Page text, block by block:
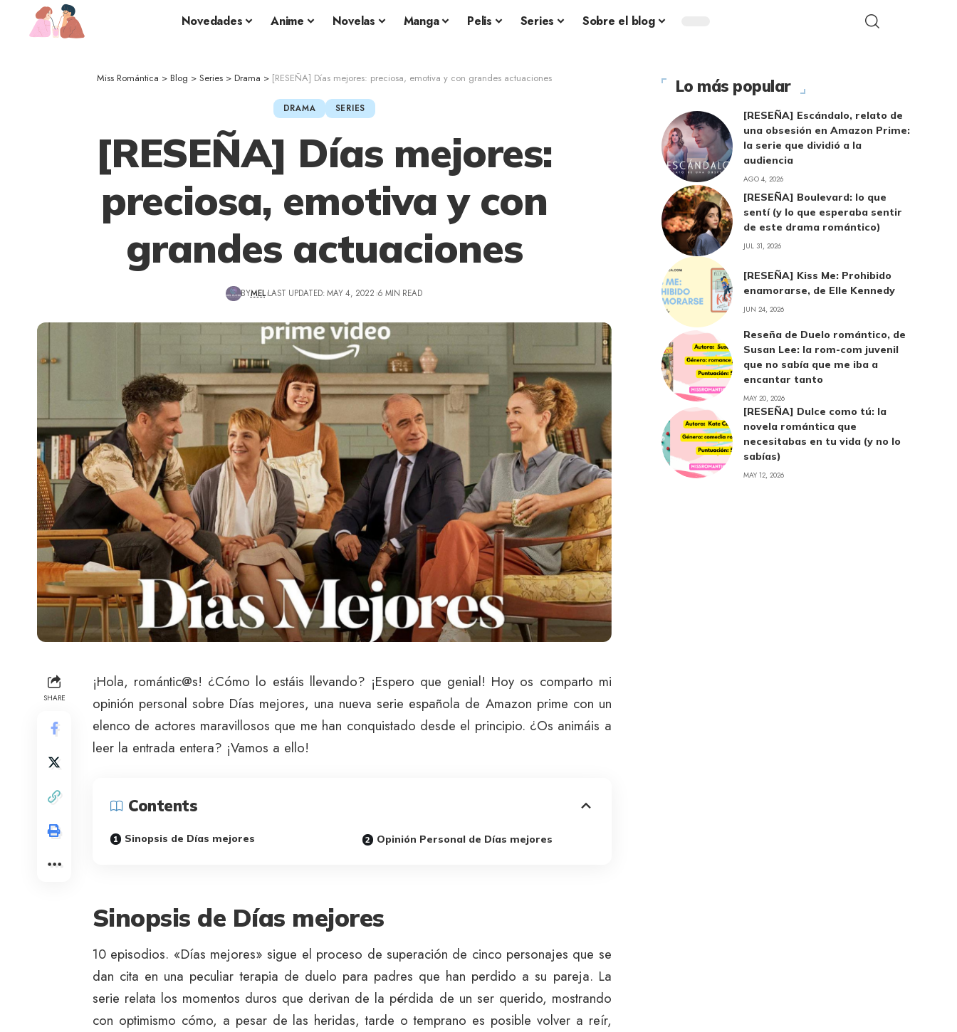
Novedades Anime Novelas Manga Pelis Series Sobre el blog
Miss Romántica > Blog > Series> Drama > [RESEÑA] Días mejores: preciosa, emotiva y con grandes actuaciones
DRAMA SERIES
[RESEÑA] Días mejores:
preciosa, emotiva y con
grandes actuaciones
BYMEL LAST UPDATED: MAY 4, 2022 6 MIN READ
SHARE
¡Hola, romántic@s! ¿Cómo lo estáis llevando? ¡Espero que genial! Hoy os comparto mi
opinión personal sobre Días mejores, una nueva serie española de Amazon prime con un
elenco de actores maravillosos que me han conquistado desde el principio. ¿Os animáis a
leer la entrada entera? ¡Vamos a ello!
Contents
Sinopsis de Días mejores Opinión Personal de Días mejores
Sinopsis de Días mejores
10 episodios. «Días mejores» sigue el proceso de superación de cinco personajes que se
dan cita en una peculiar terapia de duelo para padres que han perdido a su pareja. La
serie relata los momentos duros que derivan de la pérdida de un ser querido, mostrando
con optimismo cómo, a pesar de las heridas, tarde o temprano es posible volver a reír,
Lo más popular
[RESEÑA] Escándalo, relato de
una obsesión en Amazon Prime:
la serie que dividió a la
audiencia
AGO 4, 2026
[RESEÑA] Boulevard: lo que
sentí (y lo que esperaba sentir
de este drama romántico)
JUL 31, 2026
[RESEÑA] Kiss Me: Prohibido
enamorarse, de Elle Kennedy
JUN 24, 2026
Reseña de Duelo romántico, de
Susan Lee: la rom-com juvenil
que no sabía que me iba a
encantar tanto
MAY 20, 2026
[RESEÑA] Dulce como tú: la
novela romántica que
necesitabas en tu vida (y no lo
sabías)
MAY 12, 2026